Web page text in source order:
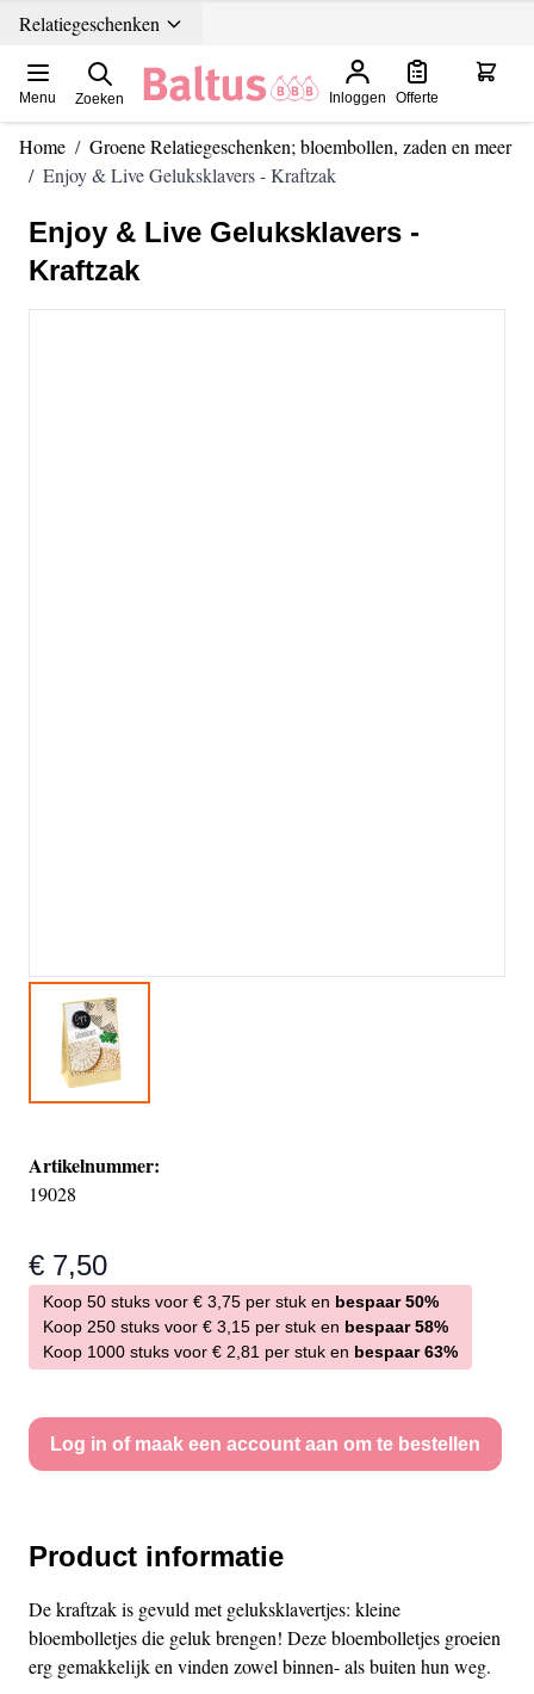
Ga direct door naar de inhoud
Relatiegeschenken
Menu Zoeken Inloggen Offerte
Home / Groene Relatiegeschenken; bloembollen, zaden en meer
/ Enjoy & Live Geluksklavers - Kraftzak
Enjoy & Live Geluksklavers -
Kraftzak
Artikelnummer:
19028
€ 7,50
Koop 50 stuks voor € 3,75 per stuk en bespaar50%
Koop 250 stuks voor € 3,15 per stuk en bespaar58%
Koop 1000 stuks voor € 2,81 per stuk en bespaar63%
Log in of maak een account aan om te bestellen
Product informatie
De kraftzak is gevuld met geluksklavertjes: kleine
bloembolletjes die geluk brengen! Deze bloembolletjes groeien
erg gemakkelijk en vinden zowel binnen- als buiten hun weg.